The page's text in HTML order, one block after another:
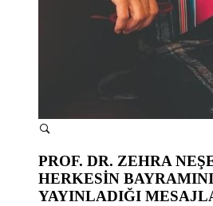
PROF. DR. ZEHRA
HERKESİN BAYRAMINI
YAYINLADIĞI